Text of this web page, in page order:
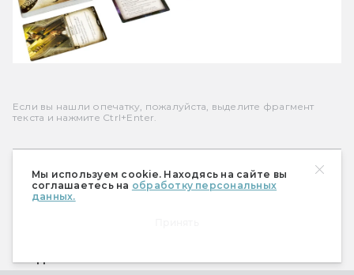
Мы используем cookie. Находясь на сайте вы
соглашаетесь на обработку персональных
данных.
Если вы нашли опечатку, пожалуйста, выделите фрагмент
текста и нажмите Ctrl+Enter.
Андрей Аганов